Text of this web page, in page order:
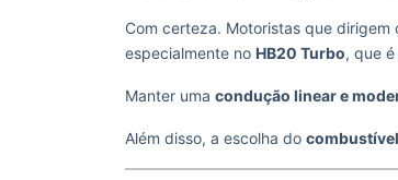
Com certeza. Motoristas que dirigem
especialmente no HB20 Turbo, que
Manter uma condução linear e
Além disso, a escolha do